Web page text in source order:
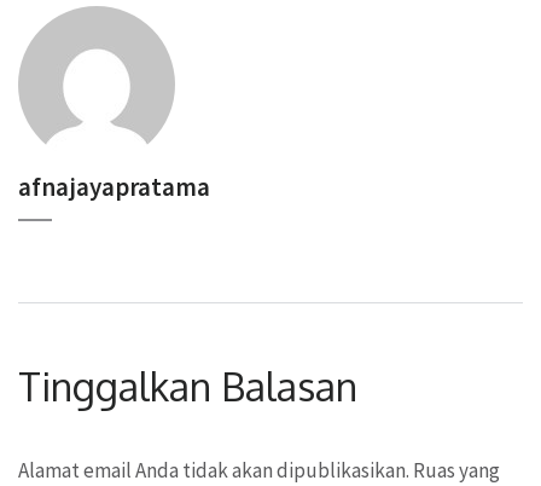
afnajayapratama
Tinggalkan Balasan
Alamat email Anda tidak akan dipublikasikan. Ruas yang